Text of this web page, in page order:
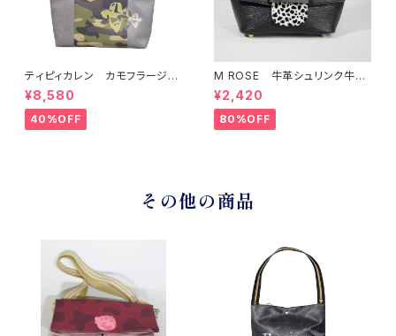
ティピィカレン カモフラージュ
柄スクエア2WAYバッグ
¥8,580
40%OFF
M ROSE 牛革シュリンク牛毛
ダルメシアンプリントフラップシ
ョルダーバッグ ブラック
¥2,420
80%OFF
その他の商品